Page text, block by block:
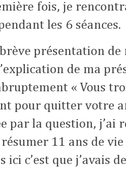
fois, je
les 6 séances.
présentation
de ma
« Vous
pour quitter votre
par la question, j’ai
11 ans de
ici c’est que j’avais